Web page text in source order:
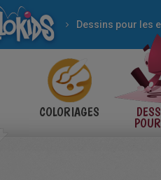
Dessins pour les
COLORIAGES